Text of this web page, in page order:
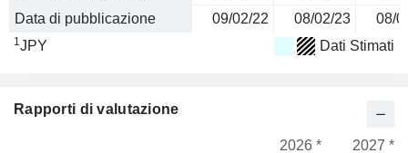
Data di pubblicazione
09/02/22 08/02/23 08/
1JPY Dati Stimati
Rapporti di valutazione
2026 * 2027 *